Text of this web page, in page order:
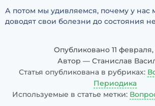
А потом мы удивляемся, почему у нас
доводят свои болезни до состояния
Опубликовано 11 февраля,
Автор — Станислав
Статья опубликована в рубриках:
Периодика
Используемые в статье метки: